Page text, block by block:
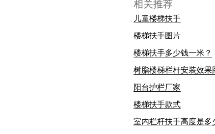
相关推荐
儿童楼梯扶手
楼梯扶手图片
楼梯扶手多少钱一米？
树脂楼梯栏杆安装效果
阳台护栏厂家
楼梯扶手款式
室内栏杆扶手高度是多